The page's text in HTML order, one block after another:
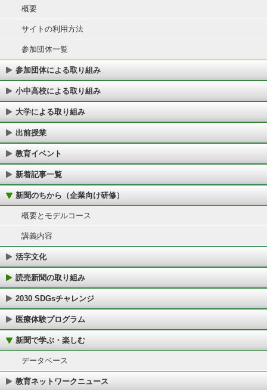
概要
サイトの利用方法
参加団体一覧
参加団体による取り組み
小中高校による取り組み
大学による取り組み
出前授業
教育イベント
新着記事一覧
新聞のちから（企業向け研修）
概要とモデルコース
講義内容
活字文化
読売新聞の取り組み
2030 SDGsチャレンジ
医療体験プログラム
新聞で学ぶ・楽しむ
データベース
教育ネットワークニュース